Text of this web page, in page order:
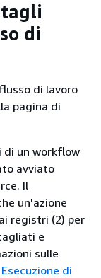
di
di lavoro
pagina di
un workflow
avviato
Il
un'azione
registri (2) per
e
sulle
Esecuzione di